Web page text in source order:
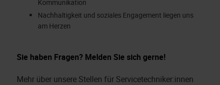
Kommunikation
Nachhaltigkeit und soziales Engagement liegen uns
am Herzen
Sie haben Fragen? Melden Sie sich gerne!
Mehr über unsere Stellen für Servicetechniker:innen